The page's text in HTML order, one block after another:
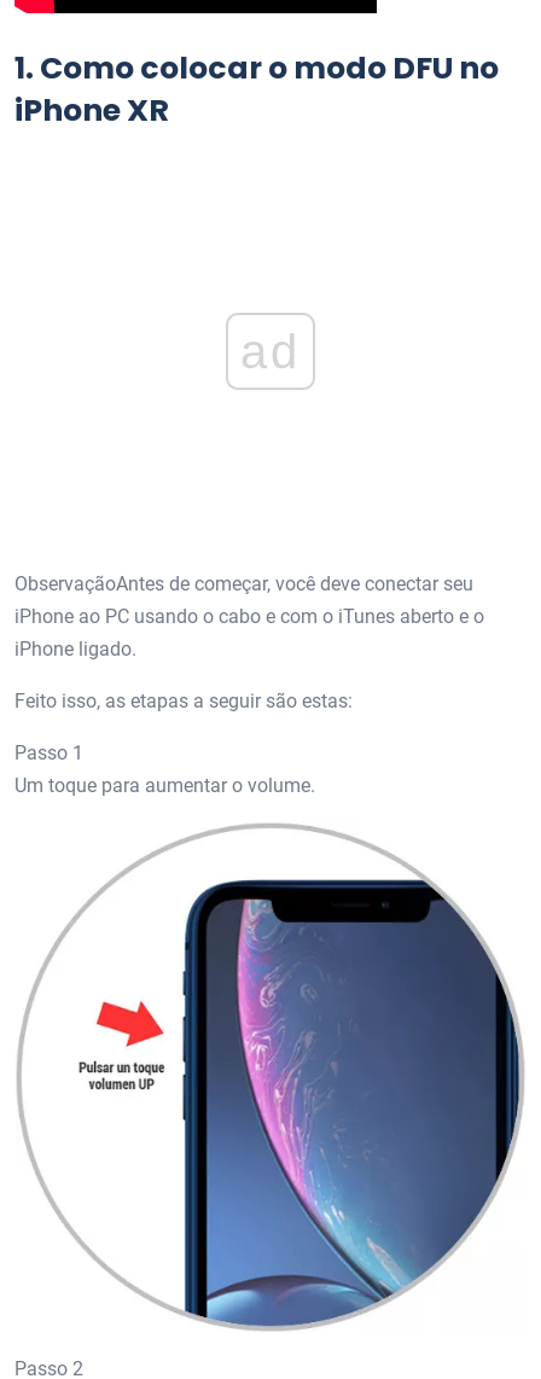
1. Como colocar o modo DFU no
iPhone XR
ad
ObservaçãoAntes de começar, você deve conectar seu
iPhone ao PC usando o cabo e com o iTunes aberto e o
iPhone ligado.
Feito isso, as etapas a seguir são estas:
Passo 1
Um toque para aumentar o volume.
Passo 2